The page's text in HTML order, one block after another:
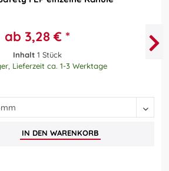
ab 3,28 € *
Inhalt 1 Stück
Lieferzeit ca. 1-3 Werktage
IN DEN WARENKORB